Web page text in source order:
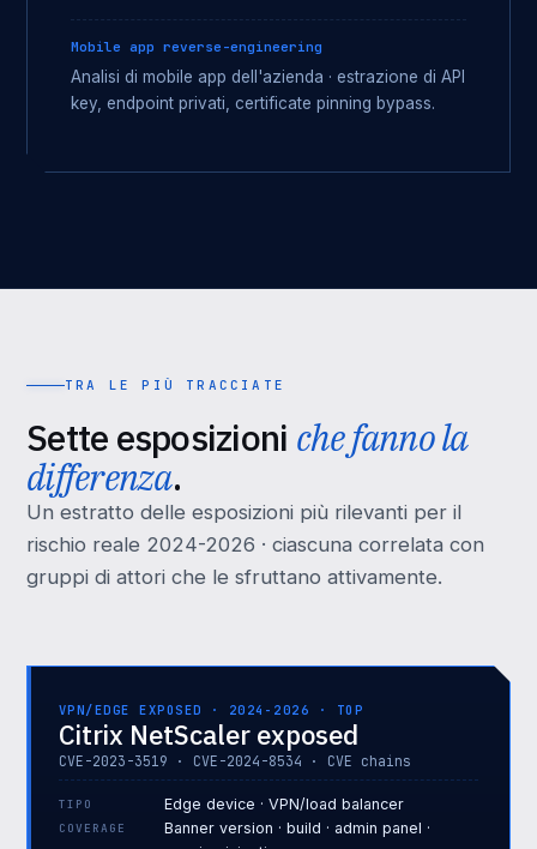
Mobile app reverse-engineering
Analisi di mobile app dell'azienda · estrazione di API
key, endpoint privati, certificate pinning bypass.
TRA LE PIÙ TRACCIATE
Sette esposizioni che fanno la
differenza.
Un estratto delle esposizioni più rilevanti per il
rischio reale 2024-2026 · ciascuna correlata con
gruppi di attori che le sfruttano attivamente.
VPN/EDGE EXPOSED · 2024-2026 · TOP
Citrix NetScaler exposed
CVE-2023-3519 · CVE-2024-8534 · CVE chains
TIPO Edge device · VPN/load balancer
COVERAGE
Banner version · build · admin panel ·